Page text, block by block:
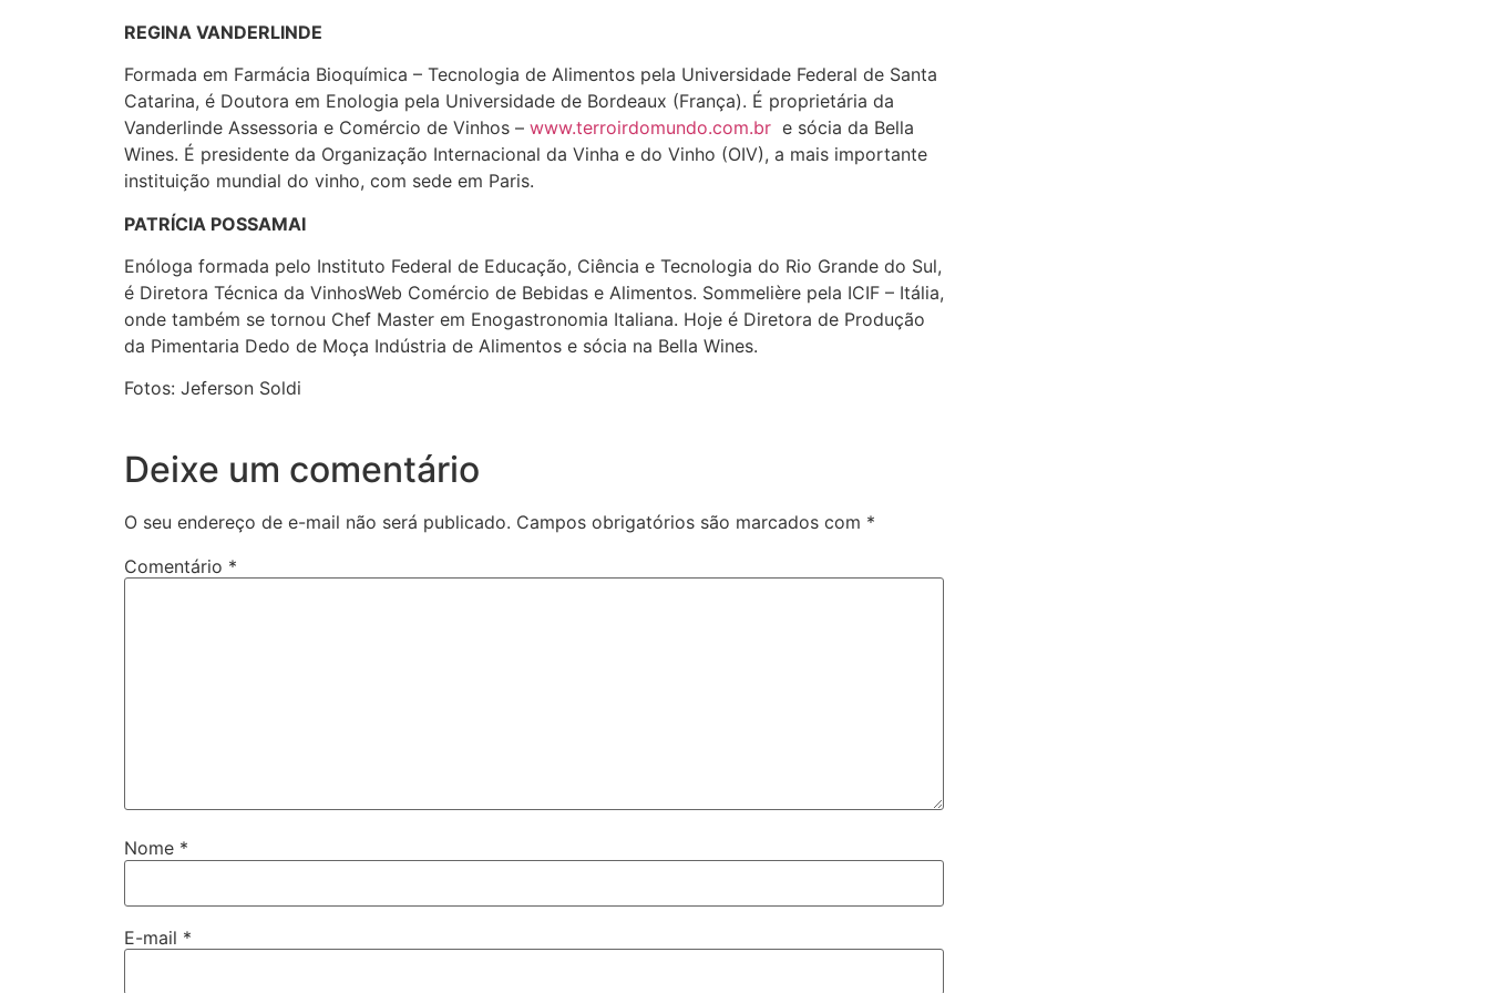
REGINA VANDERLINDE
Formada em Farmácia Bioquímica – Tecnologia de Alimentos pela Universidade Federal de Santa
Catarina, é Doutora em Enologia pela Universidade de Bordeaux (França). É proprietária da
Vanderlinde Assessoria e Comércio de Vinhos – www.terroirdomundo.com.br e sócia da Bella
Wines. É presidente da Organização Internacional da Vinha e do Vinho (OIV), a mais importante
instituição mundial do vinho, com sede em Paris.
PATRÍCIA POSSAMAI
Enóloga formada pelo Instituto Federal de Educação, Ciência e Tecnologia do Rio Grande do Sul,
é Diretora Técnica da VinhosWeb Comércio de Bebidas e Alimentos. Sommelière pela ICIF – Itália,
onde também se tornou Chef Master em Enogastronomia Italiana. Hoje é Diretora de Produção
da Pimentaria Dedo de Moça Indústria de Alimentos e sócia na Bella Wines.
Fotos: Jeferson Soldi
Deixe um comentário
O seu endereço de e-mail não será publicado. Campos obrigatórios são marcados com *
Comentário *
Nome *
E-mail *